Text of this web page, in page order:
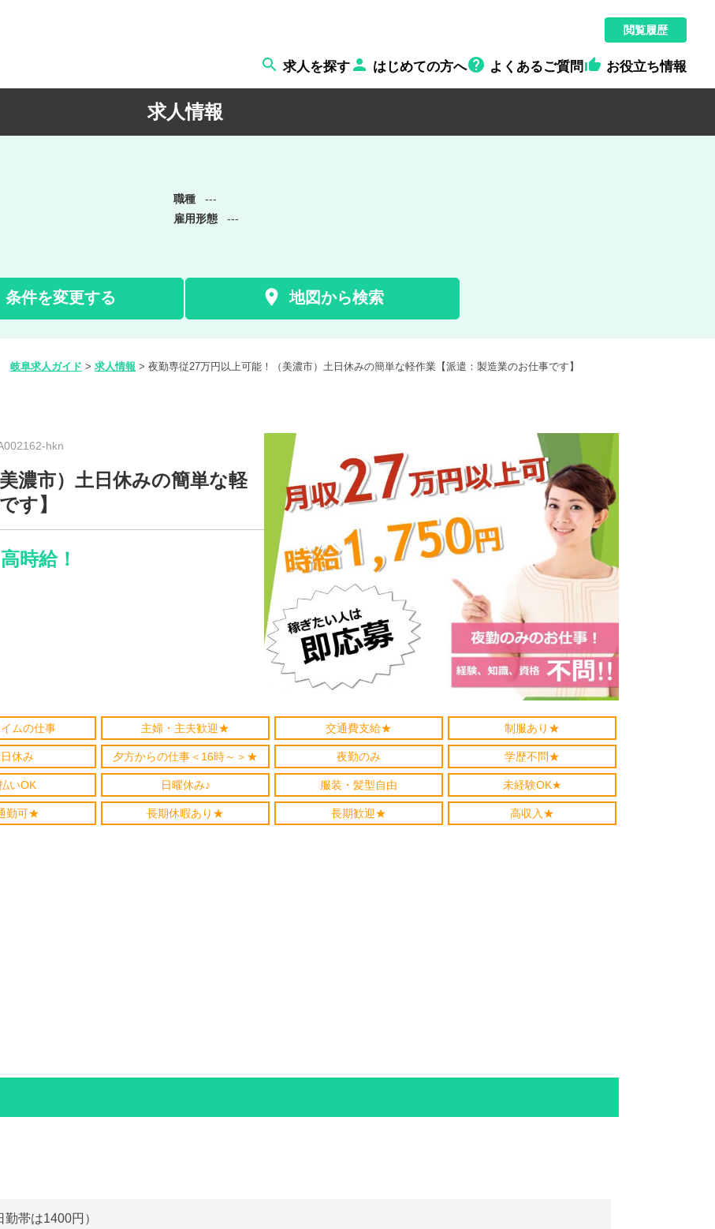
閲覧履歴
 求人を探す  はじめての方へ よくあるご質問  お役立ち情報
求人情報
職種
---
雇用形態
---
条件を変更する  地図から検索
岐阜求人ガイド > 求人情報 > 夜勤専従27万円以上可能！（美濃市）土日休みの簡単な軽作業【派遣：製造業のお仕事です】
hkn
濃市）土日休みの簡単な軽
す】
時給！
ムの仕事 主婦・主夫歓迎★ 交通費支給★ 制服あり★
休み 夕方からの仕事＜16時～＞★ 夜勤のみ 学歴不問★
いOK 日曜休み♪ 服装・髪型自由 未経験OK★
勤可★ 長期休暇あり★ 長期歓迎★ 高収入★
帯は1400円）